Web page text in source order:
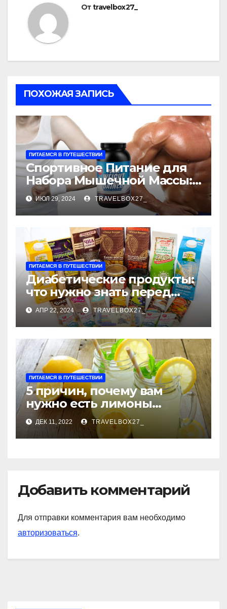
Отtravelbox27_
ПОХОЖАЯ ЗАПИСЬ
ПИТАЕМСЯ В ПУТЕШЕСТВИИ
Спортивное Питание для
Набора Мышечной Массы:
Ключ к Эффективному
Росту Мышц
ИЮЛ 29, 2024 TRAVELBOX27_
ПИТАЕМСЯ В ПУТЕШЕСТВИИ
Диабетические продукты:
что нужно знать перед
покупкой
АПР 22, 2024 TRAVELBOX27_
ПИТАЕМСЯ В ПУТЕШЕСТВИИ
5 причин, почему вам
нужно есть лимоны
каждый день
ДЕК 11, 2022 TRAVELBOX27_
Добавить комментарий
Для отправки комментария вам необходимо
авторизоваться.